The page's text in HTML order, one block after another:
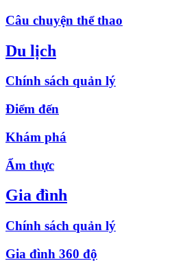
Câu chuyện thể thao
Du lịch
Chính sách quản lý
Điểm đến
Khám phá
Ẩm thực
Gia đình
Chính sách quản lý
Gia đình 360 độ